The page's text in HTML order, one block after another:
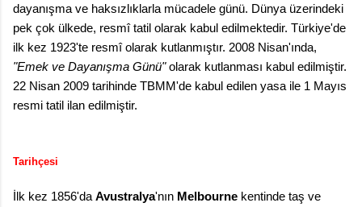
dayanışma ve haksızlıklarla mücadele günü. Dünya üzerindeki
pek çok ülkede, resmî tatil olarak kabul edilmektedir. Türkiye'de
ilk kez 1923'te resmî olarak kutlanmıştır. 2008 Nisan'ında,
"Emek ve Dayanışma Günü"olarak kutlanması kabul edilmiştir.
22 Nisan 2009 tarihinde TBMM'de kabul edilen yasa ile 1 Mayıs
resmi tatil ilan edilmiştir.
Tarihçesi
İlk kez 1856'da Avustralya'nın Melbourne kentinde taş ve